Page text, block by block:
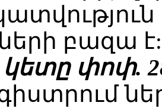
բազա է:
փոփ.